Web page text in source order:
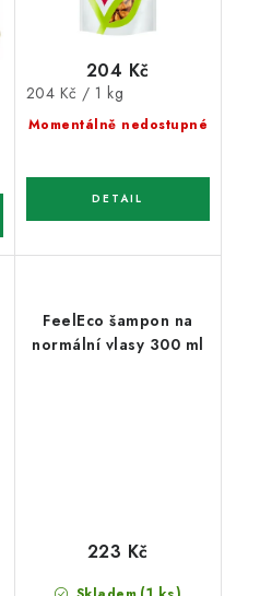
Momentálně nedostupné
204 Kč
Měrná
cena:
204 Kč / 1 kg
FeelEco šampon na
normální vlasy 300 ml
223 Kč